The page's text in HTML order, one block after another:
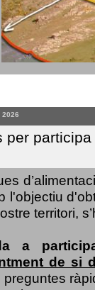
per
l'objectiu
territori,
a
de si
preguntes